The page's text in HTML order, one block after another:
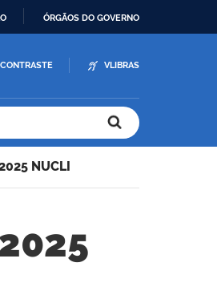
ÓRGÃOS DO GOVERNO
VLIBRAS
NUCLI